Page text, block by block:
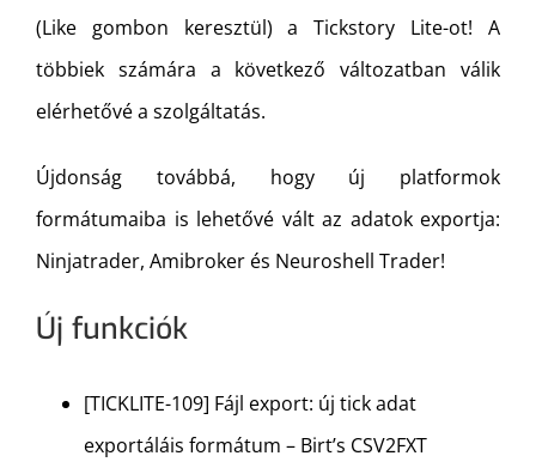
(Like gombon keresztül) a Tickstory Lite-ot! A
többiek számára a következő változatban válik
elérhetővé a szolgáltatás.
Újdonság továbbá, hogy új platformok
formátumaiba is lehetővé vált az adatok exportja:
Ninjatrader, Amibroker és Neuroshell Trader!
Új funkciók
[TICKLITE-109] Fájl export: új tick adat
exportáláis formátum – Birt’s CSV2FXT